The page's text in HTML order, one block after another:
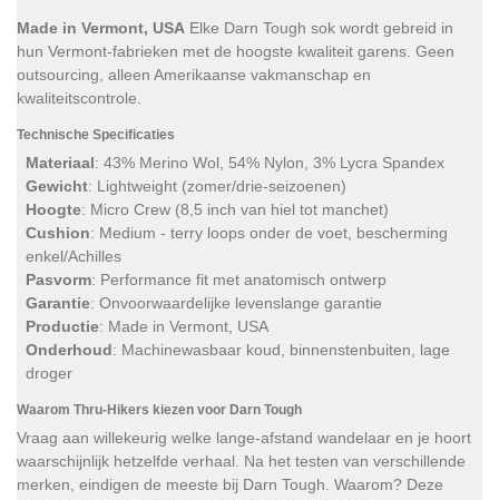
Made in Vermont, USA Elke Darn Tough sok wordt gebreid in
hun Vermont-fabrieken met de hoogste kwaliteit garens. Geen
outsourcing, alleen Amerikaanse vakmanschap en
kwaliteitscontrole.
Technische Specificaties
Materiaal: 43% Merino Wol, 54% Nylon, 3% Lycra Spandex
Gewicht: Lightweight (zomer/drie-seizoenen)
Hoogte: Micro Crew (8,5 inch van hiel tot manchet)
Cushion: Medium - terry loops onder de voet, bescherming
enkel/Achilles
Pasvorm: Performance fit met anatomisch ontwerp
Garantie: Onvoorwaardelijke levenslange garantie
Productie: Made in Vermont, USA
Onderhoud: Machinewasbaar koud, binnenstenbuiten, lage
droger
Waarom Thru-Hikers kiezen voor Darn Tough
Vraag aan willekeurig welke lange-afstand wandelaar en je hoort
waarschijnlijk hetzelfde verhaal. Na het testen van verschillende
merken, eindigen de meeste bij Darn Tough. Waarom? Deze